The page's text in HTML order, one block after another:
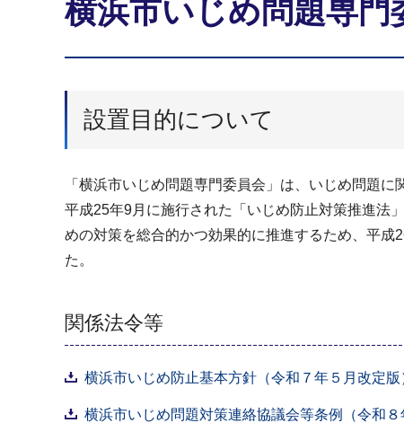
横浜市いじめ問題専門
設置目的について
「横浜市いじめ問題専門委員会」は、いじめ問題
平成25年9月に施行された「いじめ防止対策推進法
めの対策を総合的かつ効果的に推進するため、平
た。
関係法令等
横浜市いじめ防止基本方針（令和７年５月改定版
横浜市いじめ問題対策連絡協議会等条例（令和